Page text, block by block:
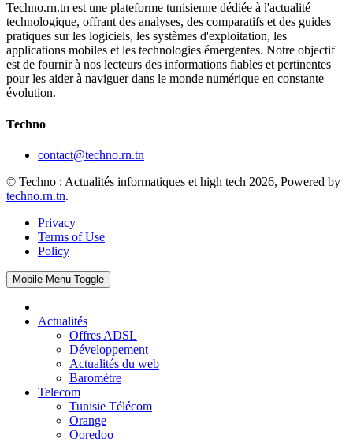
Techno.rn.tn est une plateforme tunisienne dédiée à l'actualité
technologique, offrant des analyses, des comparatifs et des guides
pratiques sur les logiciels, les systèmes d'exploitation, les
applications mobiles et les technologies émergentes. Notre objectif
est de fournir à nos lecteurs des informations fiables et pertinentes
pour les aider à naviguer dans le monde numérique en constante
évolution.
Techno
contact@techno.rn.tn
© Techno : Actualités informatiques et high tech 2026, Powered by
techno.rn.tn.
Privacy
Terms of Use
Policy
Mobile Menu Toggle
Actualités
Offres ADSL
Développement
Actualités du web
Baromètre
Telecom
Tunisie Télécom
Orange
Ooredoo